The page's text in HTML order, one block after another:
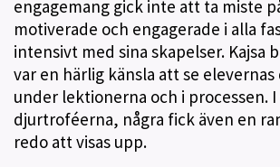
engagemang gick inte att ta miste
motiverade och engagerade i alla
intensivt med sina skapelser. Kajsa
var en härlig känsla att se
under lektionerna och i processen.
djurtroféerna, några fick även en
redo att visas upp.